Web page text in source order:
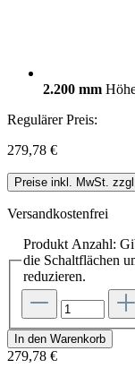
2.200 mm
Regulärer Preis:
279,78 €
Preise inkl. MwSt.
Versandkostenfrei
Produkt Anzahl:
die Schaltflächen
reduzieren.
In den Warenkorb
279,78 €